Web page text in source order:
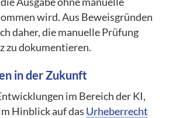
wird. Aus Beweisgründen
daher, die manuelle Prüfung
zu dokumentieren.
in der Zukunft
im Bereich der KI,
Hinblick auf das Urheberrecht